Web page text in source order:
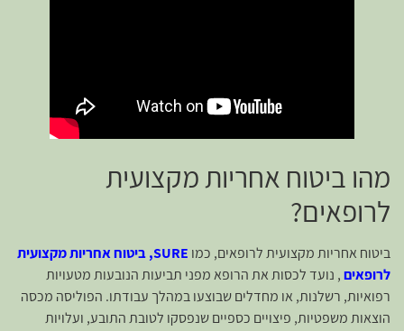
מהו ביטוח אחריות מקצועית
לרופאים?
ביטוח אחריות מקצועית לרופאים, כמו
SURE, ביטוח אחריות מקצועית
לרופאים, נועד לכסות את הרופא מפני תביעות הנובעות מטעויות
רפואיות, רשלנות, או מחדלים שבוצעו במהלך עבודתו. הפוליסה מכסה
הוצאות משפטיות, פיצויים כספיים שנפסקו לטובת התובע, ועלויות